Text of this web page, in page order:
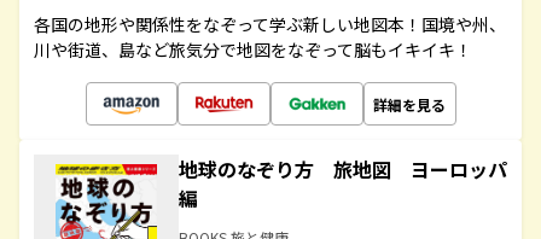
各国の地形や関係性をなぞって学ぶ新しい地図本！国境や州、
川や街道、島など旅気分で地図をなぞって脳もイキイキ！
詳細を見る
地球のなぞり方 旅地図 ヨーロッパ
編